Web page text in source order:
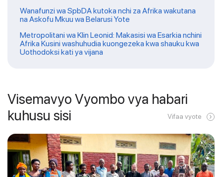
Wanafunzi wa SpbDA kutoka nchi za Afrika wakutana
na Askofu Mkuu wa Belarusi Yote
Metropolitani wa Klin Leonid: Makasisi wa Esarkia nchini
Afrika Kusini washuhudia kuongezeka kwa shauku kwa
Uothodoksi kati ya vijana
Visemavyo Vyombo vya habari
kuhusu sisi
Vifaa vyote